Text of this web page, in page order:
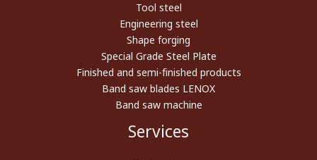
Tool steel
Engineering steel
Shape forging
Special Grade Steel Plate
Finished and semi-finished products
Band saw blades LENOX
Band saw machine
Services